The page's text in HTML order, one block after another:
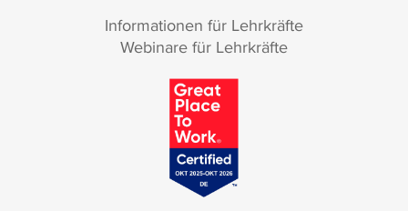
Informationen für Lehrkräfte
Webinare für Lehrkräfte